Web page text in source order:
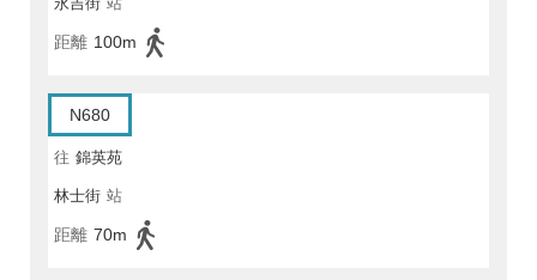
距離 100m
N680
往 錦英苑
林士街 站
距離 70m